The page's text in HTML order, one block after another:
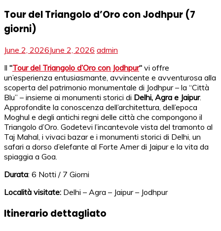
Tour del Triangolo d’Oro con Jodhpur (7
giorni)
June 2, 2026June 2, 2026 admin
Il “Tour del Triangolo d’Oro con Jodhpur“ vi offre
un’esperienza entusiasmante, avvincente e avventurosa alla
scoperta del patrimonio monumentale di Jodhpur – la “Città
Blu” – insieme ai monumenti storici di Delhi, Agra e Jaipur.
Approfondite la conoscenza dell’architettura, dell’epoca
Moghul e degli antichi regni delle città che compongono il
Triangolo d’Oro. Godetevi l’incantevole vista del tramonto al
Taj Mahal, i vivaci bazar e i monumenti storici di Delhi, un
safari a dorso d’elefante al Forte Amer di Jaipur e la vita da
spiaggia a Goa.
Durata: 6 Notti / 7 Giorni
Località visitate: Delhi – Agra – Jaipur – Jodhpur
Itinerario dettagliato